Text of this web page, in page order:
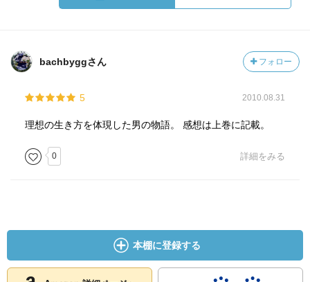
bachbyggさん フォロー
5 2010.08.31
理想の生き方を体現した男の物語。 感想は上巻に記載。
0 詳細をみる
本棚に登録する